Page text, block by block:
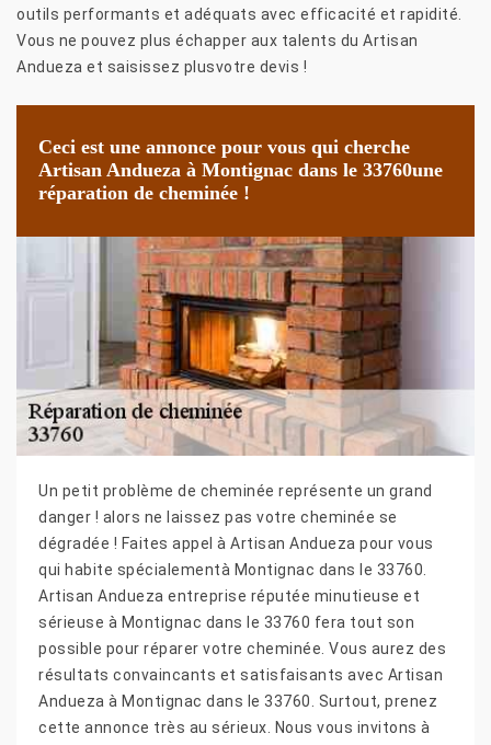
outils performants et adéquats avec efficacité et rapidité.
Vous ne pouvez plus échapper aux talents du Artisan
Andueza et saisissez plusvotre devis !
Ceci est une annonce pour vous qui cherche
Artisan Andueza à Montignac dans le 33760une
réparation de cheminée !
Un petit problème de cheminée représente un grand
danger ! alors ne laissez pas votre cheminée se
dégradée ! Faites appel à Artisan Andueza pour vous
qui habite spécialementà Montignac dans le 33760.
Artisan Andueza entreprise réputée minutieuse et
sérieuse à Montignac dans le 33760 fera tout son
possible pour réparer votre cheminée. Vous aurez des
résultats convaincants et satisfaisants avec Artisan
Andueza à Montignac dans le 33760. Surtout, prenez
cette annonce très au sérieux. Nous vous invitons à